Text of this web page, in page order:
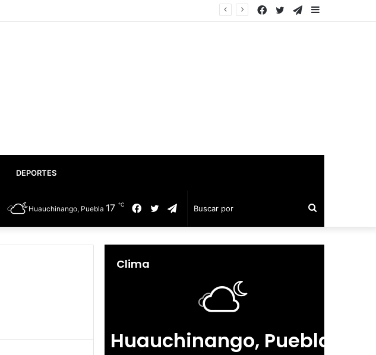
Barra
Telegram
Twitter
Facebook
DEPORTES
Buscar
por
Telegram
Twitter
Facebook
Huauchinango, Puebla 17 ℃
Clima
Huauchinango, Puebla